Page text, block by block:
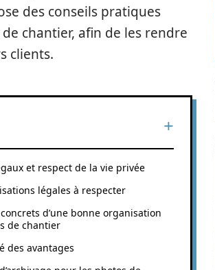
des conseils pratiques
chantier, afin de les rendre
clients.
et respect de la vie privée
légales à respecter
d’une bonne organisation
de chantier
des avantages